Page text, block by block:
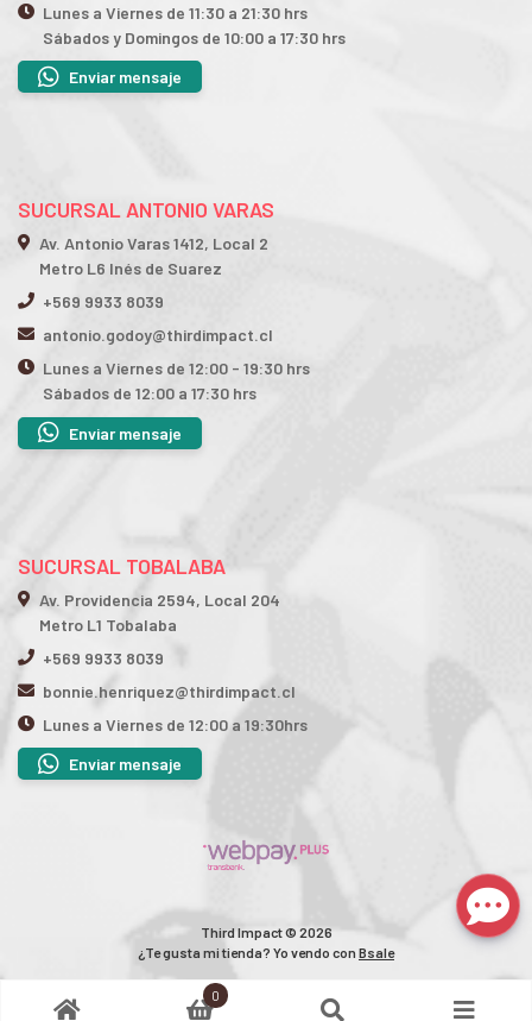
Lunes a Viernes de 11:30 a 21:30 hrs
Sábados y Domingos de 10:00 a 17:30 hrs
Enviar mensaje
SUCURSAL ANTONIO VARAS
Av. Antonio Varas 1412, Local 2
Metro L6 Inés de Suarez
+569 9933 8039
antonio.godoy@thirdimpact.cl
Lunes a Viernes de 12:00 - 19:30 hrs
Sábados de 12:00 a 17:30 hrs
Enviar mensaje
SUCURSAL TOBALABA
Av. Providencia 2594, Local 204
Metro L1 Tobalaba
+569 9933 8039
bonnie.henriquez@thirdimpact.cl
Lunes a Viernes de 12:00 a 19:30hrs
Enviar mensaje
Third Impact © 2026
¿Te gusta mi tienda? Yo vendo con Bsale
0